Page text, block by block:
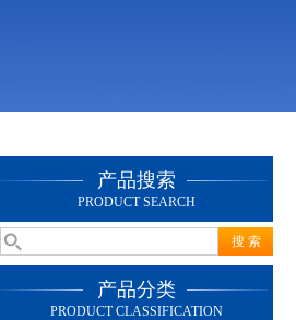
产品搜索
PRODUCT SEARCH
产品分类
PRODUCT CLASSIFICATION